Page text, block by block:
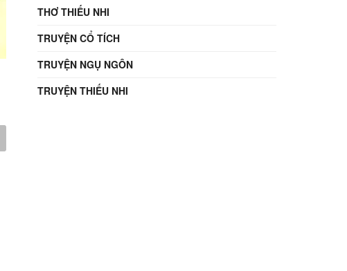
THƠ THIẾU NHI
TRUYỆN CỔ TÍCH
TRUYỆN NGỤ NGÔN
TRUYỆN THIẾU NHI